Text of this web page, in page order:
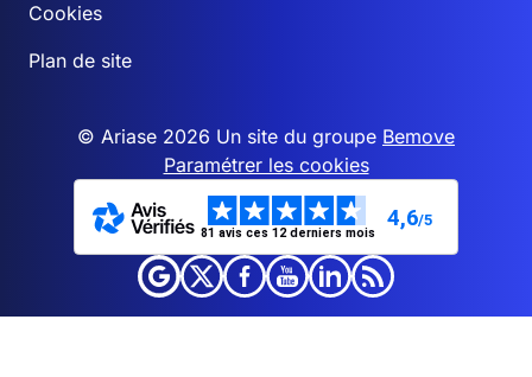
Cookies
Plan de site
© Ariase 2026 Un site du groupe Bemove
Paramétrer les cookies
81 avis ces 12 derniers mois
4,6/5